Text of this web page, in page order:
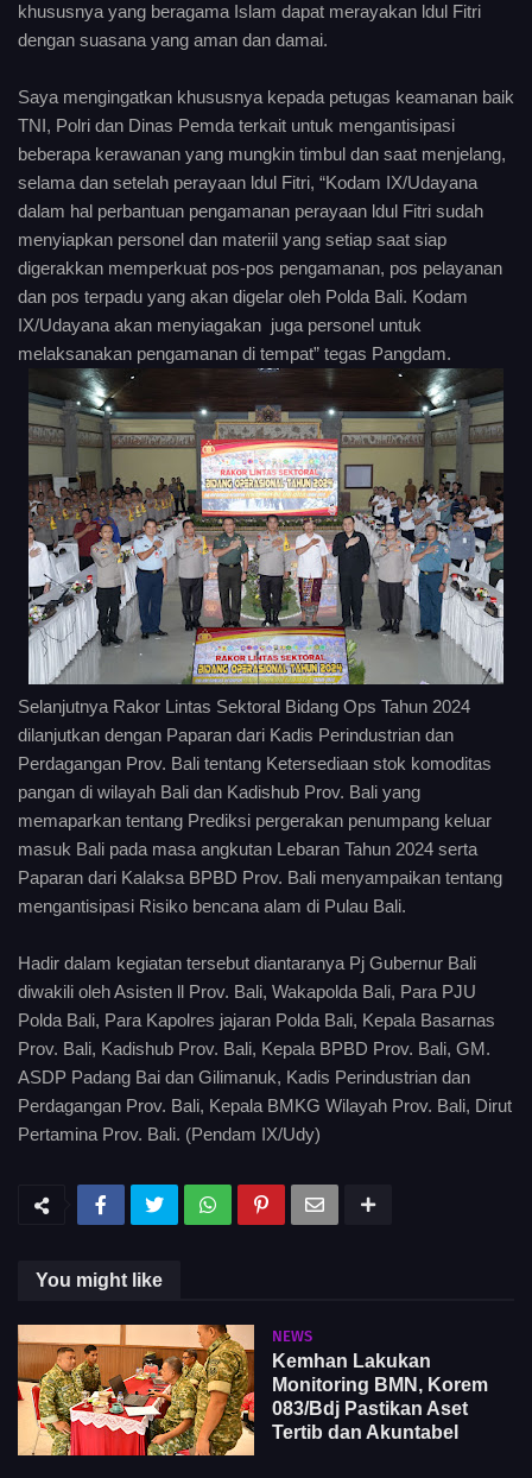
khususnya yang beragama Islam dapat merayakan ldul Fitri
dengan suasana yang aman dan damai.
Saya mengingatkan khususnya kepada petugas keamanan baik
TNI, Polri dan Dinas Pemda terkait untuk mengantisipasi
beberapa kerawanan yang mungkin timbul dan saat menjelang,
selama dan setelah perayaan ldul Fitri, “Kodam IX/Udayana
dalam hal perbantuan pengamanan perayaan ldul Fitri sudah
menyiapkan personel dan materiil yang setiap saat siap
digerakkan memperkuat pos-pos pengamanan, pos pelayanan
dan pos terpadu yang akan digelar oleh Polda Bali. Kodam
IX/Udayana akan menyiagakan juga personel untuk
melaksanakan pengamanan di tempat” tegas Pangdam.
Selanjutnya Rakor Lintas Sektoral Bidang Ops Tahun 2024
dilanjutkan dengan Paparan dari Kadis Perindustrian dan
Perdagangan Prov. Bali tentang Ketersediaan stok komoditas
pangan di wilayah Bali dan Kadishub Prov. Bali yang
memaparkan tentang Prediksi pergerakan penumpang keluar
masuk Bali pada masa angkutan Lebaran Tahun 2024 serta
Paparan dari Kalaksa BPBD Prov. Bali menyampaikan tentang
mengantisipasi Risiko bencana alam di Pulau Bali.
Hadir dalam kegiatan tersebut diantaranya Pj Gubernur Bali
diwakili oleh Asisten ll Prov. Bali, Wakapolda Bali, Para PJU
Polda Bali, Para Kapolres jajaran Polda Bali, Kepala Basarnas
Prov. Bali, Kadishub Prov. Bali, Kepala BPBD Prov. Bali, GM.
ASDP Padang Bai dan Gilimanuk, Kadis Perindustrian dan
Perdagangan Prov. Bali, Kepala BMKG Wilayah Prov. Bali, Dirut
Pertamina Prov. Bali. (Pendam IX/Udy)
You might like
NEWS
Kemhan Lakukan
Monitoring BMN, Korem
083/Bdj Pastikan Aset
Tertib dan Akuntabel